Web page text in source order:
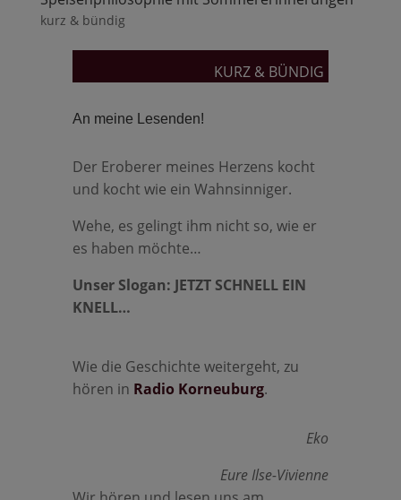
kurz & bündig
KURZ & BÜNDIG
An meine Lesenden!
Der Eroberer meines Herzens kocht
und kocht wie ein Wahnsinniger.
Wehe, es gelingt ihm nicht so, wie er
es haben möchte…
Unser Slogan: JETZT SCHNELL EIN
KNELL…
Wie die Geschichte weitergeht, zu
hören in Radio Korneuburg.
Eko
Eure Ilse-Vivienne